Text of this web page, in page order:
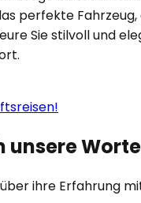
perfekte Fahrzeug,
Sie stilvoll und
ihre Erfahrung